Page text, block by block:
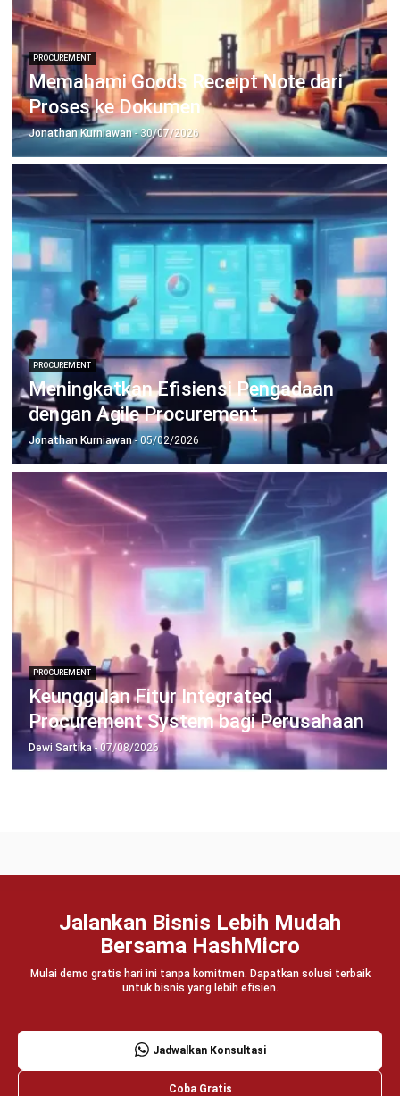
TENTANG KAMI
Penyedia solusi ERP dengan rangkaian software
terlengkap untuk berbagai jenis industri, yang dapat
disesuaikan dengan kebutuhan setiap bisnis.
PRODUK
Inventory
Asset
HUBUNGI KAMI
hello@hashmicro.co.id
Wawasan Bisnis
Pelajari Lebih Lanjut Tentang Software untuk
Bisnis
Temukan Software Terbaik untuk Bisnis